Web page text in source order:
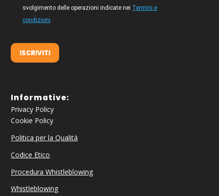
svolgimento delle operazioni indicate nei Termini e
condizioni
ISCRIVITI
Informative:
Privacy Policy
Cookie Policy
Politica per la Qualità
Codice Etico
Procedura Whistleblowing
Whistleblowing